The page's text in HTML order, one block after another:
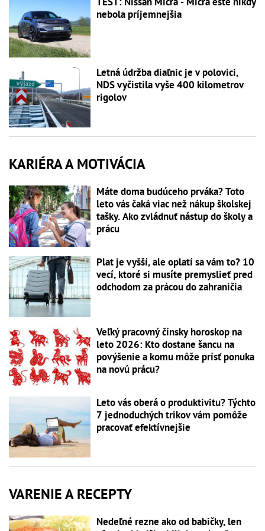
nebola príjemnejšia
Letná údržba diaľnic je v polovici,
NDS vyčistila vyše 400 kilometrov
rigolov
KARIÉRA A MOTIVÁCIA
Máte doma budúceho prváka? Toto
leto vás čaká viac než nákup školskej
tašky. Ako zvládnuť nástup do školy a
prácu
Plat je vyšší, ale oplatí sa vám to? 10
vecí, ktoré si musíte premyslieť pred
odchodom za prácou do zahraničia
Veľký pracovný čínsky horoskop na
leto 2026: Kto dostane šancu na
povýšenie a komu môže prísť ponuka
na novú prácu?
Leto vás oberá o produktivitu? Týchto
7 jednoduchých trikov vám pomôže
pracovať efektívnejšie
VARENIE A RECEPTY
Nedeľné rezne ako od babičky, len